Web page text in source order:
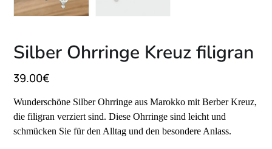
Silber Ohrringe Kreuz filigran
39.00€
Wunderschöne Silber Ohrringe aus Marokko mit Berber Kreuz,
die filigran verziert sind. Diese Ohrringe sind leicht und
schmücken Sie für den Alltag und den besondere Anlass.